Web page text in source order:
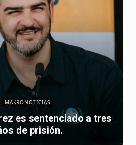
MAKRONOTICIAS
es sentenciado a tres
de prisión.